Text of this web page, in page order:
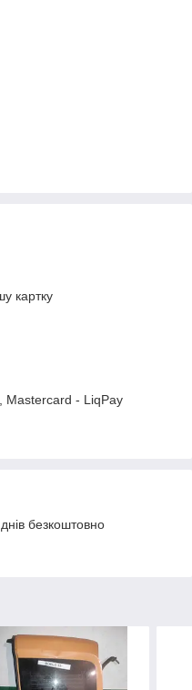
картку
Mastercard - LiqPay
безкоштовно